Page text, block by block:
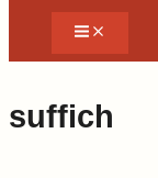
suffich